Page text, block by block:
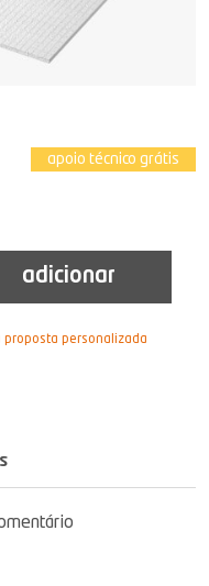
apoio técnico grátis
adicionar
proposta personalizada